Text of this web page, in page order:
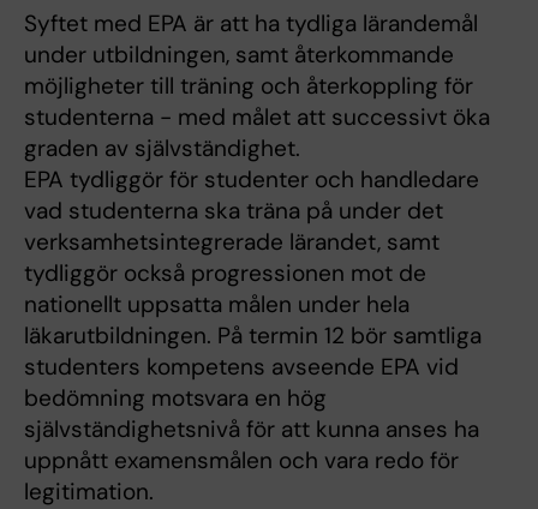
Syftet med EPA är att ha tydliga lärandemål
under utbildningen, samt återkommande
möjligheter till träning och återkoppling för
studenterna - med målet att successivt öka
graden av självständighet.
EPA tydliggör för studenter och handledare
vad studenterna ska träna på under det
verksamhetsintegrerade lärandet, samt
tydliggör också progressionen mot de
nationellt uppsatta målen under hela
läkarutbildningen. På termin 12 bör samtliga
studenters kompetens avseende EPA vid
bedömning motsvara en hög
självständighetsnivå för att kunna anses ha
uppnått examensmålen och vara redo för
legitimation.